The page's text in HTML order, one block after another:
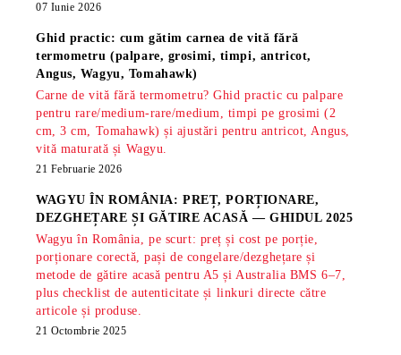
07 Iunie 2026
Ghid practic: cum gătim carnea de vită fără
termometru (palpare, grosimi, timpi, antricot,
Angus, Wagyu, Tomahawk)
Carne de vită fără termometru? Ghid practic cu palpare
pentru rare/medium-rare/medium, timpi pe grosimi (2
cm, 3 cm, Tomahawk) și ajustări pentru antricot, Angus,
vită maturată și Wagyu.
21 Februarie 2026
WAGYU ÎN ROMÂNIA: PREȚ, PORȚIONARE,
DEZGHEȚARE ȘI GĂTIRE ACASĂ — GHIDUL 2025
Wagyu în România, pe scurt: preț și cost pe porție,
porționare corectă, pași de congelare/dezghețare și
metode de gătire acasă pentru A5 și Australia BMS 6–7,
plus checklist de autenticitate și linkuri directe către
articole și produse.
21 Octombrie 2025